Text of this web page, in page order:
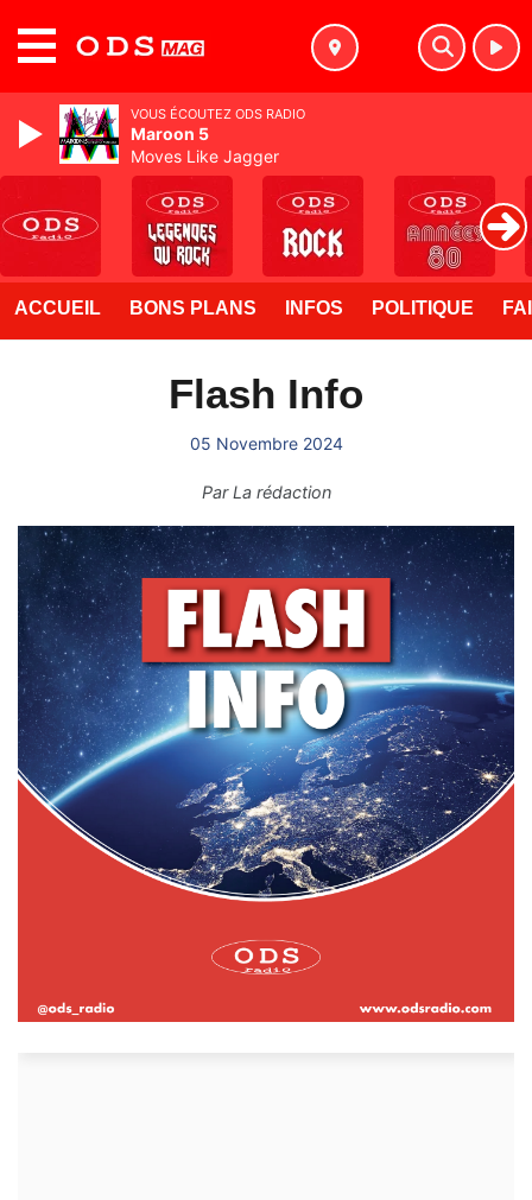
ACCUEIL BONS PLANS INFOS POLITIQUE
Flash Info
05 Novembre 2024
ParLa rédaction
VOUS ÉCOUTEZ ODS RADIO
Maroon 5
Moves Like Jagger